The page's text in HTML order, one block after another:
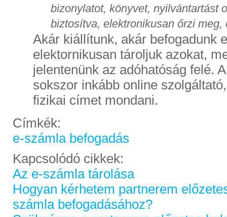
bizonylatot, könyvet, nyilvántartást
biztosítva, elektronikusan őrzi meg,
Akár kiállítunk, akár befogadunk
elektornikusan tároljuk azokat,
jelentenünk az adóhatóság felé.
sokszor inkább online
fizikai címet mondani.
Címkék:
e-számla befogadás
Kapcsolódó cikkek:
Az e-számla tárolása
Hogyan kérhetem partnerem
számla befogadásához?